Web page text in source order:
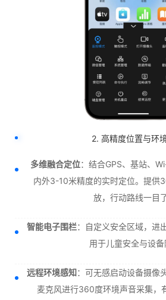
2. 高精度位置与环
多维融合定位：结合GPS、基站、
内外3-10米精度的实时定位。提供
放，行动路线一目
智能电子围栏：自定义安全区域，进
用于儿童安全与设备
远程环境感知：可无感启动设备摄像
麦克风进行360度环境声音采集，